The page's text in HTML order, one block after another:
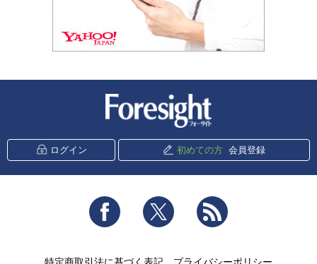
ログイン 初めての方 会員登録
Facebook Twitter
特定商取引法に基づく表記 プライバシーポリシー